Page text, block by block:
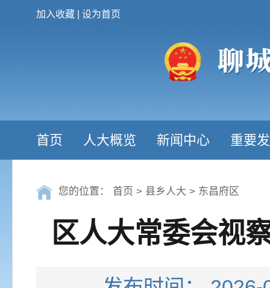
加入收藏 设为首页
首页 人大概览 新闻中心 重要
您的位置： 首页 > 县乡人大 > 东昌府区
区人大常委会视